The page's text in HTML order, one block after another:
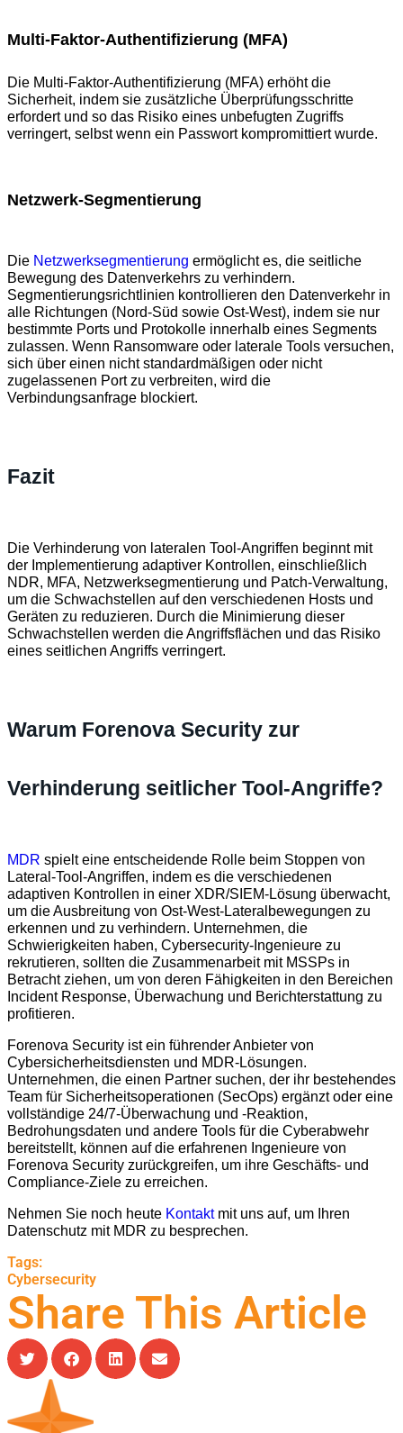
Multi-Faktor-Authentifizierung (MFA)
Die Multi-Faktor-Authentifizierung (MFA) erhöht die
Sicherheit, indem sie zusätzliche Überprüfungsschritte
erfordert und so das Risiko eines unbefugten Zugriffs
verringert, selbst wenn ein Passwort kompromittiert wurde.
Netzwerk-Segmentierung
Die Netzwerksegmentierung ermöglicht es, die seitliche
Bewegung des Datenverkehrs zu verhindern.
Segmentierungsrichtlinien kontrollieren den Datenverkehr in
alle Richtungen (Nord-Süd sowie Ost-West), indem sie nur
bestimmte Ports und Protokolle innerhalb eines Segments
zulassen. Wenn Ransomware oder laterale Tools versuchen,
sich über einen nicht standardmäßigen oder nicht
zugelassenen Port zu verbreiten, wird die
Verbindungsanfrage blockiert.
Fazit
Die Verhinderung von lateralen Tool-Angriffen beginnt mit
der Implementierung adaptiver Kontrollen, einschließlich
NDR, MFA, Netzwerksegmentierung und Patch-Verwaltung,
um die Schwachstellen auf den verschiedenen Hosts und
Geräten zu reduzieren. Durch die Minimierung dieser
Schwachstellen werden die Angriffsflächen und das Risiko
eines seitlichen Angriffs verringert.
Warum Forenova Security zur
Verhinderung seitlicher Tool-Angriffe?
MDR spielt eine entscheidende Rolle beim Stoppen von
Lateral-Tool-Angriffen, indem es die verschiedenen
adaptiven Kontrollen in einer XDR/SIEM-Lösung überwacht,
um die Ausbreitung von Ost-West-Lateralbewegungen zu
erkennen und zu verhindern. Unternehmen, die
Schwierigkeiten haben, Cybersecurity-Ingenieure zu
rekrutieren, sollten die Zusammenarbeit mit MSSPs in
Betracht ziehen, um von deren Fähigkeiten in den Bereichen
Incident Response, Überwachung und Berichterstattung zu
profitieren.
Forenova Security ist ein führender Anbieter von
Cybersicherheitsdiensten und MDR-Lösungen.
Unternehmen, die einen Partner suchen, der ihr bestehendes
Team für Sicherheitsoperationen (SecOps) ergänzt oder eine
vollständige 24/7-Überwachung und -Reaktion,
Bedrohungsdaten und andere Tools für die Cyberabwehr
bereitstellt, können auf die erfahrenen Ingenieure von
Forenova Security zurückgreifen, um ihre Geschäfts- und
Compliance-Ziele zu erreichen.
Nehmen Sie noch heute Kontaktmit uns auf, um Ihren
Datenschutz mit MDR zu besprechen.
Tags:
Cybersecurity
Share This Article